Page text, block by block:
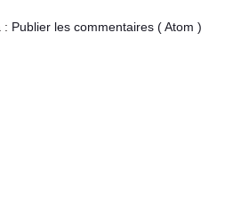
: Publier les commentaires ( Atom )